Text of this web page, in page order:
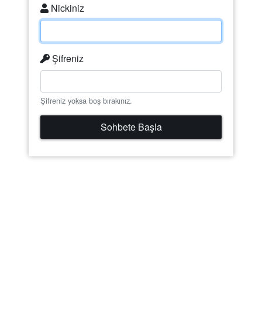
Nickiniz
Şifreniz
Şifreniz yoksa boş bırakınız.
Sohbete Başla